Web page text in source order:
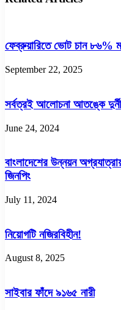
ফেব্রুয়ারিতে ভোট চান ৮৬%
September 22, 2025
সর্বত্রই আলোচনা আতঙ্কে
June 24, 2024
বাংলাদেশের উন্নয়ন
জিনপিং
July 11, 2024
নিয়োগটি নজিরবিহীন!
August 8, 2025
সাইবার ফাঁদে ৯১৬৫ নারী